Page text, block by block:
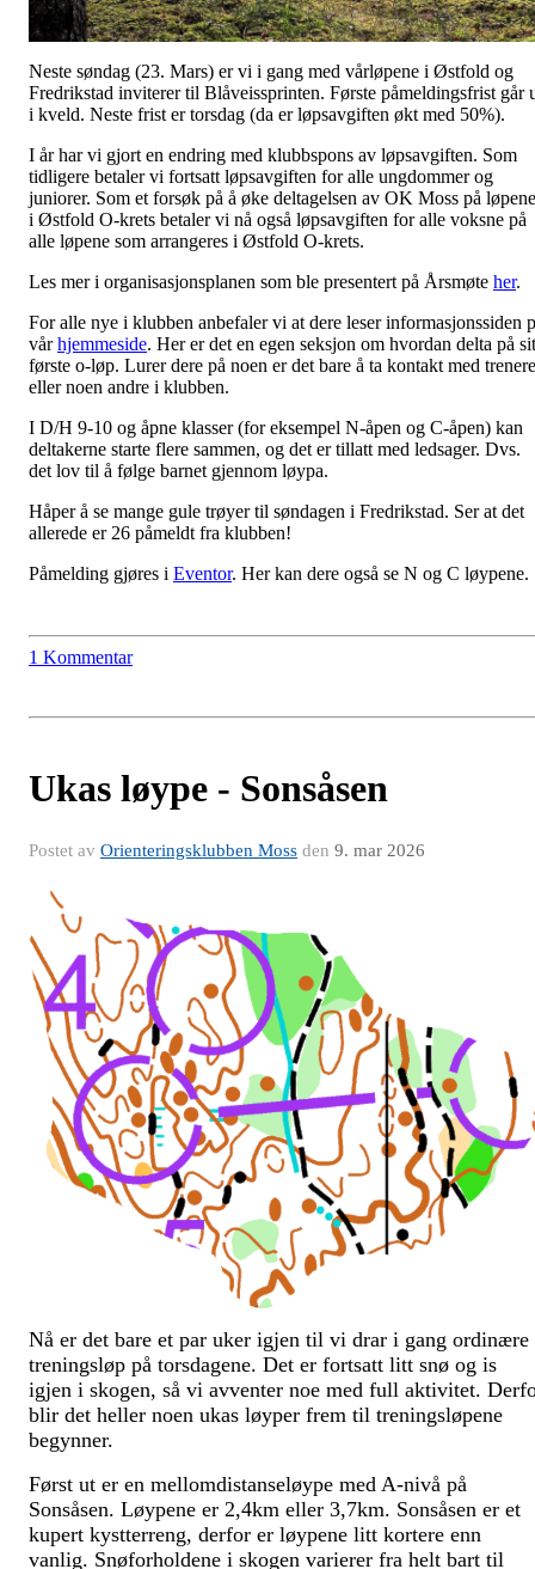
Neste søndag (23. Mars) er vi i gang med vårløpene i Østfold og
Fredrikstad inviterer til Blåveissprinten. Første påmeldingsfrist går
i kveld. Neste frist er torsdag (da er løpsavgiften økt med 50%).
I år har vi gjort en endring med klubbspons av løpsavgiften. Som
tidligere betaler vi fortsatt løpsavgiften for alle ungdommer og
juniorer. Som et forsøk på å øke deltagelsen av OK Moss på løpene
i Østfold O-krets betaler vi nå også løpsavgiften for alle voksne på
alle løpene som arrangeres i Østfold O-krets.
Les mer i organisasjonsplanen som ble presentert på Årsmøte her.
For alle nye i klubben anbefaler vi at dere leser informasjonssiden
vårhjemmeside. Her er det en egen seksjon om hvordan delta på
første o-løp. Lurer dere på noen er det bare å ta kontakt med trenere
eller noen andre i klubben.
I D/H 9-10 og åpne klasser (for eksempel N-åpen og C-åpen) kan
deltakerne starte flere sammen, og det er tillatt med ledsager. Dvs.
det lov til å følge barnet gjennom løypa.
Håper å se mange gule trøyer til søndagen i Fredrikstad. Ser at det
allerede er 26 påmeldt fra klubben!
Påmelding gjøres i Eventor. Her kan dere også se N og C løypene.
1 Kommentar
Ukas løype - Sonsåsen
Postet av Orienteringsklubben Moss den 9. mar 2026
Nå er det bare et par uker igjen til vi drar i gang ordinære
treningsløp på torsdagene. Det er fortsatt litt snø og is
igjen i skogen, så vi avventer noe med full aktivitet.
blir det heller noen ukas løyper frem til treningsløpene
begynner.
Først ut er en mellomdistanseløype med A-nivå på
Sonsåsen. Løypene er 2,4km eller 3,7km. Sonsåsen er et
kupert kystterreng, derfor er løypene litt kortere enn
vanlig. Snøforholdene i skogen varierer fra helt bart til